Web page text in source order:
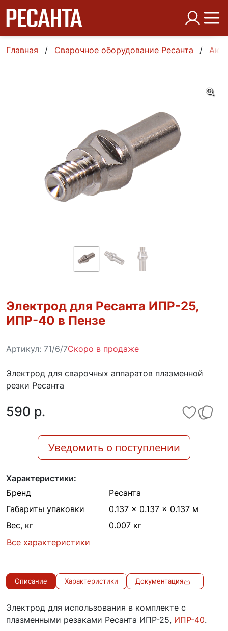
Главная Сварочное оборудование Ресанта
Электрод для Ресанта ИПР-25,
ИПР-40 в Пензе
Артикул: 71/6/7Скоро в продаже
Электрод для сварочных аппаратов плазменной
резки Ресанта
590 p.
Уведомить о поступлении
Характеристики:
Бренд
Ресанта
Габариты упаковки
0.137 × 0.137 × 0.137 м
Вес, кг
0.007 кг
Все характеристики
Описание Характеристики Документация
Электрод для использования в комплекте с
плазменными резаками Ресанта ИПР-25, ИПР-40.